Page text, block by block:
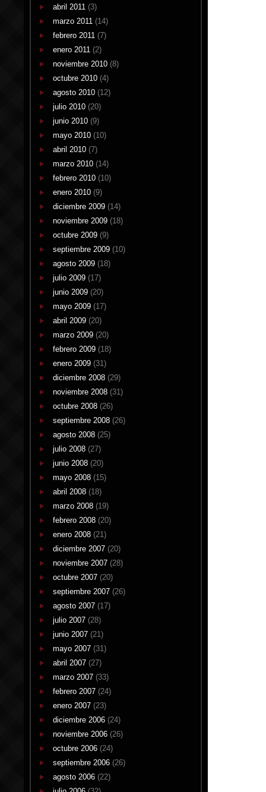
abril 2011 (3)
marzo 2011 (14)
febrero 2011 (7)
enero 2011 (2)
noviembre 2010 (8)
octubre 2010 (4)
agosto 2010 (12)
julio 2010 (20)
junio 2010 (9)
mayo 2010 (10)
abril 2010 (7)
marzo 2010 (14)
febrero 2010 (10)
enero 2010 (9)
diciembre 2009 (14)
noviembre 2009 (18)
octubre 2009 (9)
septiembre 2009 (10)
agosto 2009 (18)
julio 2009 (17)
junio 2009 (20)
mayo 2009 (17)
abril 2009 (20)
marzo 2009 (20)
febrero 2009 (18)
enero 2009 (31)
diciembre 2008 (29)
noviembre 2008 (31)
octubre 2008 (26)
septiembre 2008 (26)
agosto 2008 (25)
julio 2008 (27)
junio 2008 (20)
mayo 2008 (15)
abril 2008 (18)
marzo 2008 (19)
febrero 2008 (20)
enero 2008 (21)
diciembre 2007 (20)
noviembre 2007 (28)
octubre 2007 (20)
septiembre 2007 (26)
agosto 2007 (17)
julio 2007 (28)
junio 2007 (21)
mayo 2007 (31)
abril 2007 (27)
marzo 2007 (33)
febrero 2007 (24)
enero 2007 (23)
diciembre 2006 (24)
noviembre 2006 (26)
octubre 2006 (24)
septiembre 2006 (26)
agosto 2006 (22)